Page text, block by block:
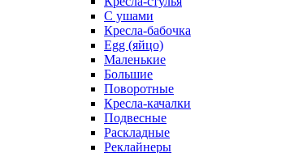
С ушами
Кресла-бабочка
Egg (яйцо)
Маленькие
Большие
Поворотные
Кресла-качалки
Подвесные
Раскладные
Реклайнеры